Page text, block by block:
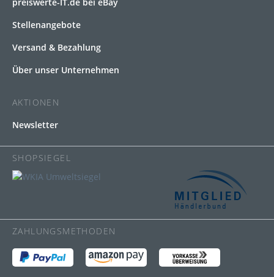
Stellenangebote
Versand & Bezahlung
Über unser Unternehmen
AKTIONEN
Newsletter
SHOPSIEGEL
ZAHLUNGSMETHODEN